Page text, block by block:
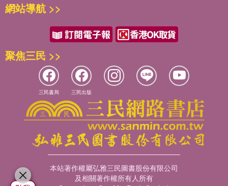
網站導航 >>
聚焦三民 >>
三民書局 三民出版
本站著作權屬弘雅三民圖書股份有限公司
及相關著作權所有人所有